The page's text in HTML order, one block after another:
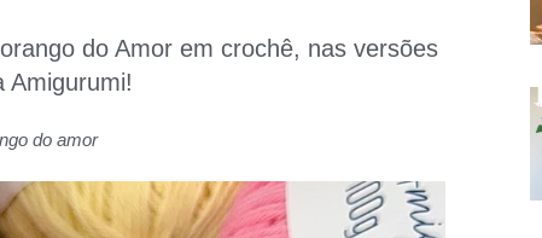
do Amor em crochê, nas versões
Amigurumi!
do amor